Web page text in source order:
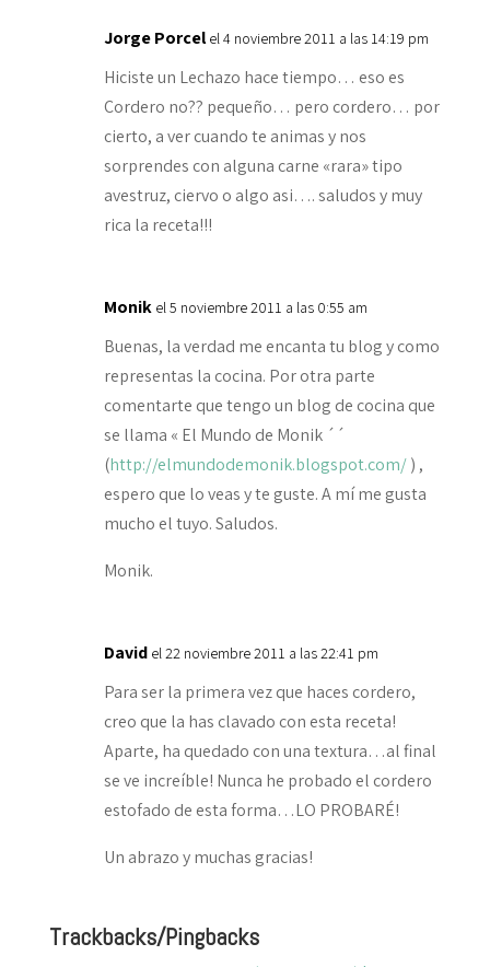
Jorge Porcel el 4 noviembre 2011 a las 14:19 pm
Hiciste un Lechazo hace tiempo… eso es
Cordero no?? pequeño… pero cordero… por
cierto, a ver cuando te animas y nos
sorprendes con alguna carne «rara» tipo
avestruz, ciervo o algo asi…. saludos y muy
rica la receta!!!
Monik el 5 noviembre 2011 a las 0:55 am
Buenas, la verdad me encanta tu blog y como
representas la cocina. Por otra parte
comentarte que tengo un blog de cocina que
se llama « El Mundo de Monik ´´
(http://elmundodemonik.blogspot.com/) ,
espero que lo veas y te guste. A mí me gusta
mucho el tuyo. Saludos.
Monik.
David el 22 noviembre 2011 a las 22:41 pm
Para ser la primera vez que haces cordero,
creo que la has clavado con esta receta!
Aparte, ha quedado con una textura…al final
se ve increíble! Nunca he probado el cordero
estofado de esta forma…LO PROBARÉ!
Un abrazo y muchas gracias!
Trackbacks/Pingbacks